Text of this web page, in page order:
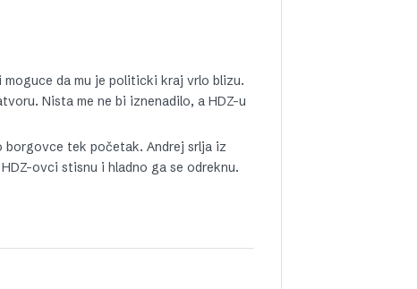
da mu je politicki kraj vrlo blizu.
Nista me ne bi iznenadilo, a HDZ-u
borgovce tek početak. Andrej srlja iz
ovci stisnu i hladno ga se odreknu.